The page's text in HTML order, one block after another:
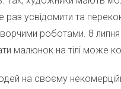
усвідомити та
роботами. 8
малюнок на тілі може
на своєму